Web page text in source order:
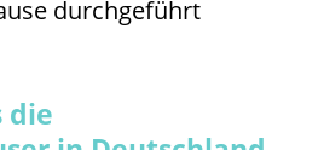
durchgeführt
die